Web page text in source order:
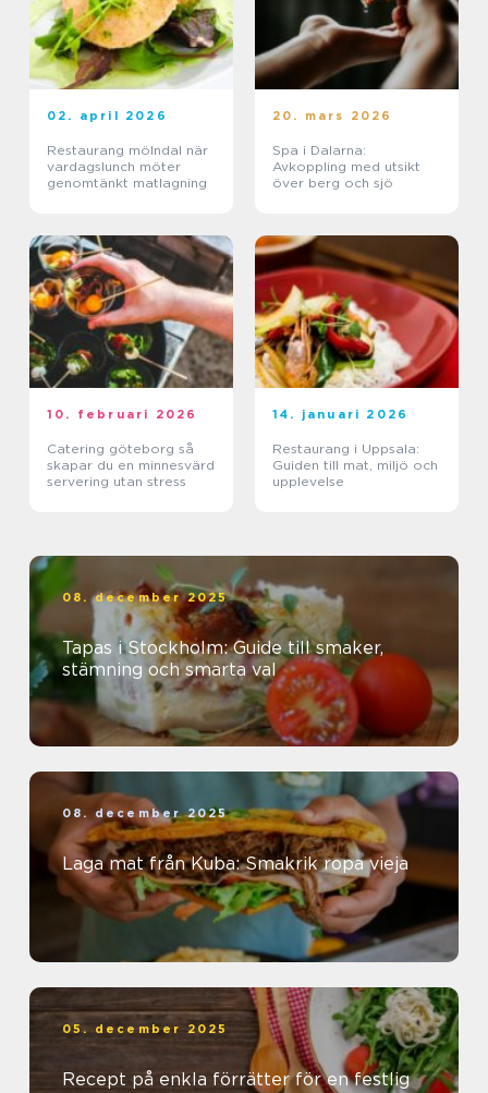
02. april 2026
Restaurang mölndal när
vardagslunch möter
genomtänkt matlagning
20. mars 2026
Spa i Dalarna:
Avkoppling med utsikt
över berg och sjö
10. februari 2026
Catering göteborg så
skapar du en minnesvärd
servering utan stress
14. januari 2026
Restaurang i Uppsala:
Guiden till mat, miljö och
upplevelse
08. december 2025
Tapas i Stockholm: Guide till smaker,
stämning och smarta val
08. december 2025
Laga mat från Kuba: Smakrik ropa vieja
05. december 2025
Recept på enkla förrätter för en festlig